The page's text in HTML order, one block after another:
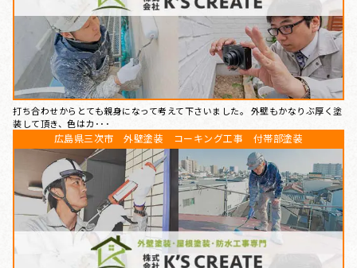
打ち合わせからとても親身になって考えて下さいました。 外壁もかなりぶ厚く塗
装して頂き、色はカ･･･
広島県三次市 外壁塗装 コーキング工事 付帯部塗装